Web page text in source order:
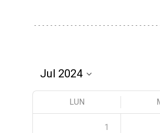
LUN
1